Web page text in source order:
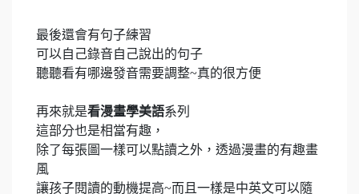
最後還會有句子練習
可以自己錄音自己說出的句子
聽聽看有哪邊發音需要調整~真的很方便
再來就是看漫畫學美語系列
這部分也是相當有趣，
除了每張圖一樣可以點讀之外，透過漫畫的有趣畫
風
讓孩子閱讀的動機提高~而且一樣是中英文可以隨